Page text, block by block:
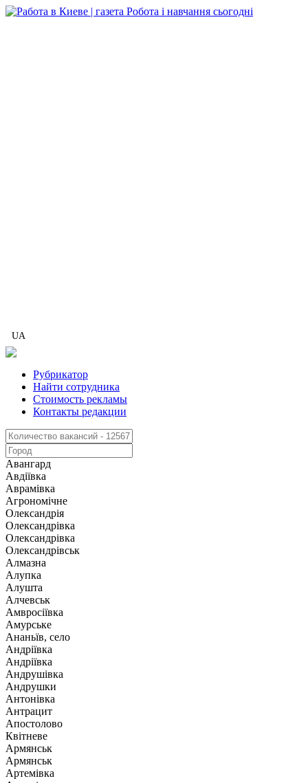
UA
Рубрикатор
Найти сотрудника
Стоимость рекламы
Контакты редакции
Авангард
Авдіївка
Аврамівка
Агрономічне
Олександрія
Олександрівка
Олександрівка
Олександрівськ
Алмазна
Алупка
Алушта
Алчевськ
Амвросіївка
Амурське
Ананьїв, село
Андріївка
Андріївка
Андрушівка
Андрушки
Антонівка
Антрацит
Апостолово
Квітневе
Армянськ
Армянськ
Артемівка